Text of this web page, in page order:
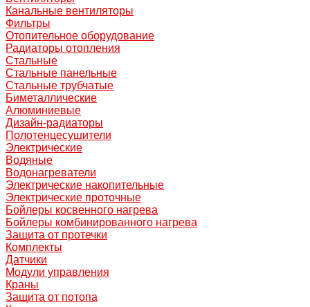
Канальные вентиляторы
Фильтры
Отопительное оборудование
Радиаторы отопления
Стальные
Стальные панельные
Стальные трубчатые
Биметаллические
Алюминиевые
Дизайн-радиаторы
Полотенцесушители
Электрические
Водяные
Водонагреватели
Электрические накопительные
Электрические проточные
Бойлеры косвенного нагрева
Бойлеры комбинированного нагрева
Защита от протечки
Комплекты
Датчики
Модули управления
Краны
Защита от потопа